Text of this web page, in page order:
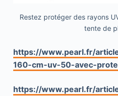
Restez protéger des rayons
tente de
https://www.pearl.fr/
160-cm-uv-50-avec-
https://www.pearl.fr/